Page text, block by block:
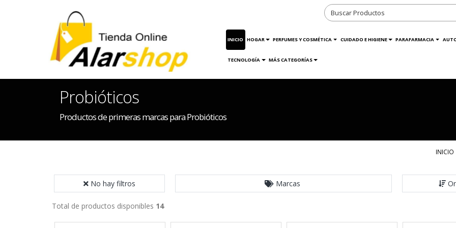
INICIO HOGAR PERFUMES Y COSMÉTICA CUIDADO E HIGIENE PARAFARMACIA
TECNOLOGÍA MÁS CATEGORÍAS
Probióticos
Productos de primeras marcas para Probióticos
INICIO
No hay filtros Marcas
Total de productos disponibles 14